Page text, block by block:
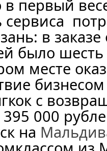
в первый
сервиса
в
было шесть
месте
с
000
на